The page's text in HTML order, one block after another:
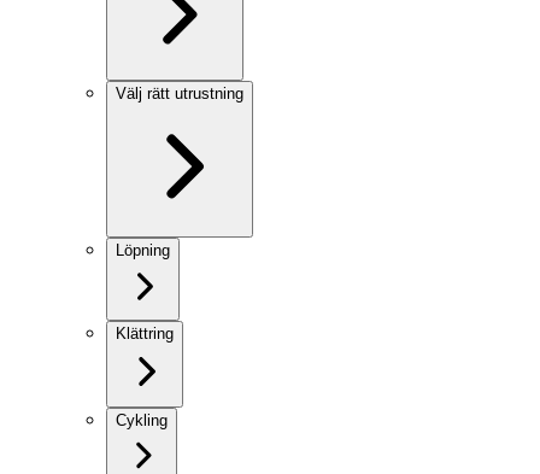
Välj rätt utrustning
Löpning
Klättring
Cykling